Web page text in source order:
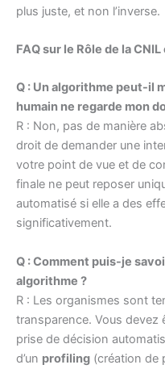
plus juste, et non l’inverse.
FAQ sur le Rôle de la
Q : Un algorithme peut-il
humain ne regarde mon
R : Non, pas de manière
droit de demander une
votre point de vue et de
finale ne peut reposer
automatisé si elle a des
significativement.
Q : Comment puis-je
algorithme ?
R : Les organismes sont
transparence. Vous devez
prise de décision
d’un profiling (création de